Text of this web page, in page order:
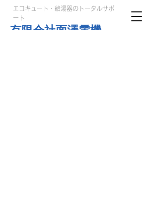
エコキュート・給湯器のトータルサポ
ート
有限会社面澤電機